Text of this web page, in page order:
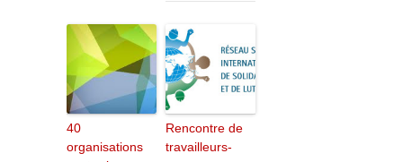
40
organisations
Rencontre de
travailleurs-